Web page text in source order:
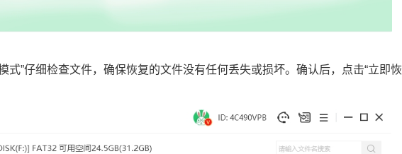
式”仔细检查文件，确保恢复的文件没有任何丢失或损坏。确认后，点击“立即恢